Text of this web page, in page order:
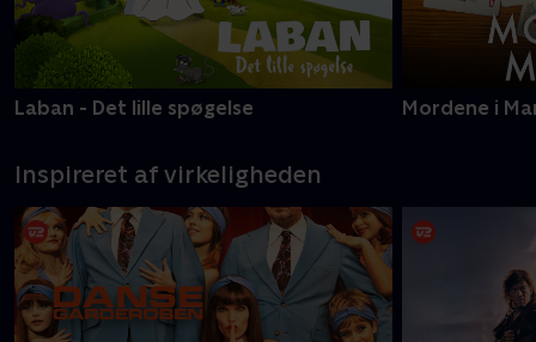
Laban - Det lille spøgelse Mordene i
Inspireret af virkeligheden